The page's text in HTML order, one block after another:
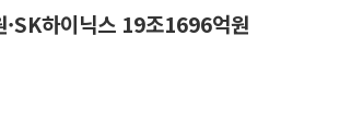
하이닉스 19조1696억원